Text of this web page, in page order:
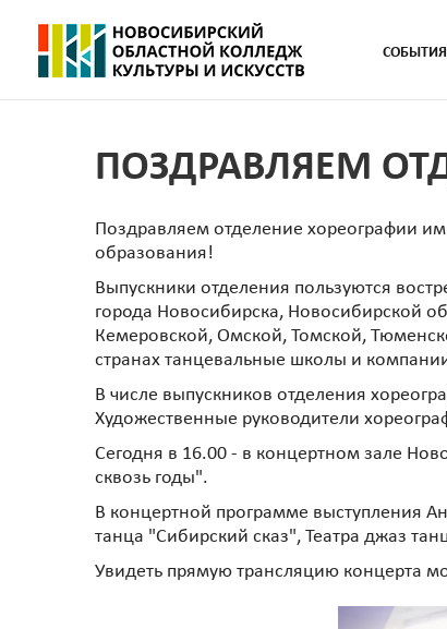
СОБЫТИЯ
ПОЗДРАВЛЯЕМ
Поздравляем отделение хореографии
образования!
Выпускники отделения пользуются
города Новосибирска, Новосибирской
Кемеровской, Омской, Томской,
странах танцевальные школы и
В числе выпускников отделения
Художественные руководители
Сегодня в 16.00 - в концертном зале
сквозь годы".
В концертной программе выступления
танца "Сибирский сказ", Театра джаз
Увидеть прямую трансляцию концерта